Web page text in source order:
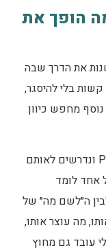
הופך את
את הדרך שבה
בלי להיסגר,
מחפש כיוון
כולם לומדים את אותה תוכנית Practitioner ונדרשים לאותם
אחד לומד
ה״לשם מה״ של
מה עוצר אותו,
עובד גם מחוץ